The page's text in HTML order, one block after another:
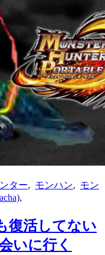
ター モンハン
モン
復活してない
いに行く